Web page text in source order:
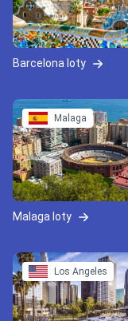
Barcelona loty
Malaga
Malaga loty
Los Angeles